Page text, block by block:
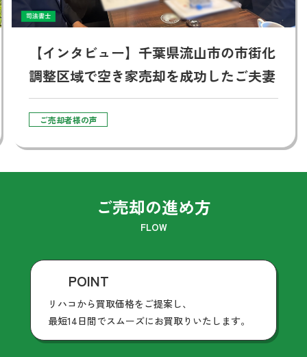
【インタビュー】千葉県流山市の市街化
調整区域で空き家売却を成功したご夫妻
ご売却者様の声
ご売却の進め方
FLOW
POINT
リハコから買取価格をご提案し、
最短14日間でスムーズにお買取りいたします。